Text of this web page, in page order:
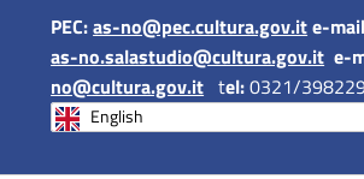
PEC:as-no@pec.cultura.gov.ite-
as-no.salastudio@cultura.gov.it e-
no@cultura.gov.it tel:0321/
English